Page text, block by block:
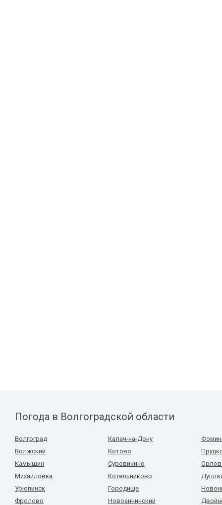
Погода в Волгоградской области
Волгоград
Волжский
Камышин
Михайловка
Урюпинск
Фролово
Калач-на-Дону
Котово
Суровикино
Котельниково
Городище
Новоаннинский